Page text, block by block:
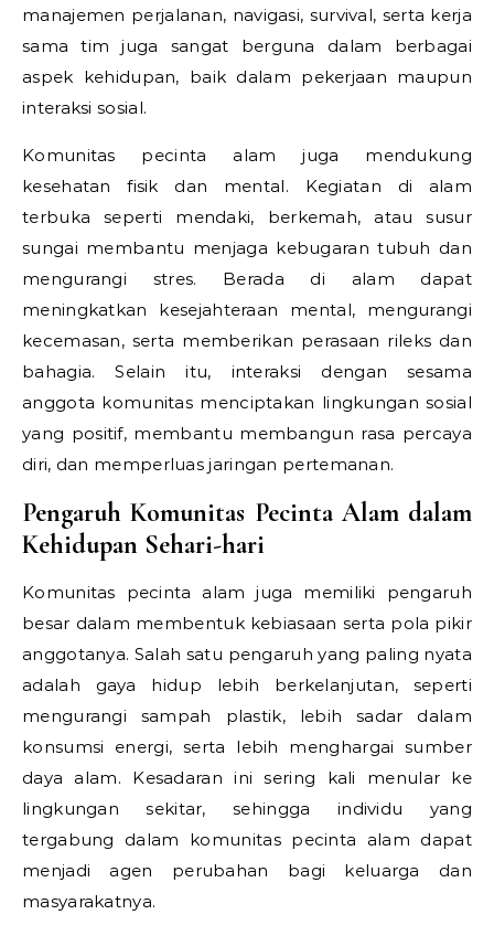
manajemen perjalanan, navigasi, survival, serta kerja
sama tim juga sangat berguna dalam berbagai
aspek kehidupan, baik dalam pekerjaan maupun
interaksi sosial.
Komunitas pecinta alam juga mendukung
kesehatan fisik dan mental. Kegiatan di alam
terbuka seperti mendaki, berkemah, atau susur
sungai membantu menjaga kebugaran tubuh dan
mengurangi stres. Berada di alam dapat
meningkatkan kesejahteraan mental, mengurangi
kecemasan, serta memberikan perasaan rileks dan
bahagia. Selain itu, interaksi dengan sesama
anggota komunitas menciptakan lingkungan sosial
yang positif, membantu membangun rasa percaya
diri, dan memperluas jaringan pertemanan.
Pengaruh Komunitas Pecinta Alam dalam
Kehidupan Sehari-hari
Komunitas pecinta alam juga memiliki pengaruh
besar dalam membentuk kebiasaan serta pola pikir
anggotanya. Salah satu pengaruh yang paling nyata
adalah gaya hidup lebih berkelanjutan, seperti
mengurangi sampah plastik, lebih sadar dalam
konsumsi energi, serta lebih menghargai sumber
daya alam. Kesadaran ini sering kali menular ke
lingkungan sekitar, sehingga individu yang
tergabung dalam komunitas pecinta alam dapat
menjadi agen perubahan bagi keluarga dan
masyarakatnya.